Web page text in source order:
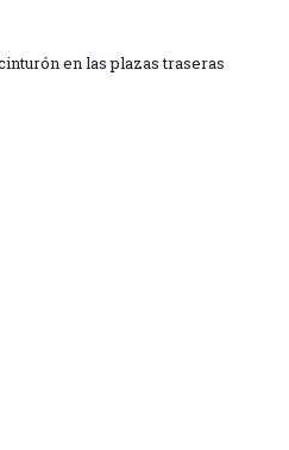
en las plazas traseras